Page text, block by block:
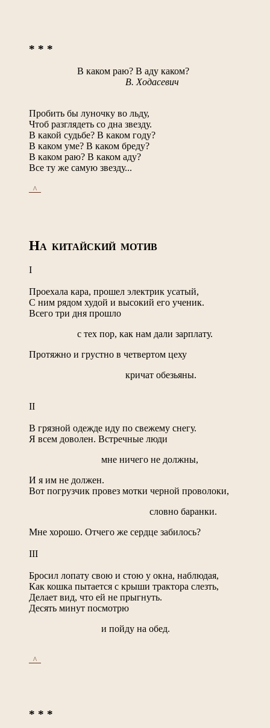
* * *
В каком раю? В аду каком?
В. Ходасевич
Пробить бы луночку во льду,
Чтоб разглядеть со дна звезду.
В какой судьбе? В каком году?
В каком уме? В каком бреду?
В каком раю? В каком аду?
Все ту же самую звезду...
_^_
НА КИТАЙСКИЙ МОТИВ
I
Проехала кара, прошел электрик усатый,
С ним рядом худой и высокий его ученик.
Всего три дня прошло
с тех пор, как нам дали зарплату.
Протяжно и грустно в четвертом цеху
кричат обезьяны.
II
В грязной одежде иду по свежему снегу.
Я всем доволен. Встречные люди
мне ничего не должны,
И я им не должен.
Вот погрузчик провез мотки черной проволоки,
словно баранки.
Мне хорошо. Отчего же сердце забилось?
III
Бросил лопату свою и стою у окна, наблюдая,
Как кошка пытается с крыши трактора слезть,
Делает вид, что ей не прыгнуть.
Десять минут посмотрю
и пойду на обед.
_^_
* * *